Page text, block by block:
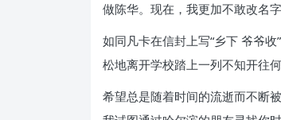
做陈华。现在，我更加不敢改名
如同凡卡在信封上写“乡下 爷爷
松地离开学校踏上一列不知开往
希望总是随着时间的流逝而不断